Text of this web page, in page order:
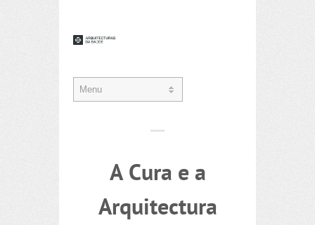
A Cura e a
Arquitectura